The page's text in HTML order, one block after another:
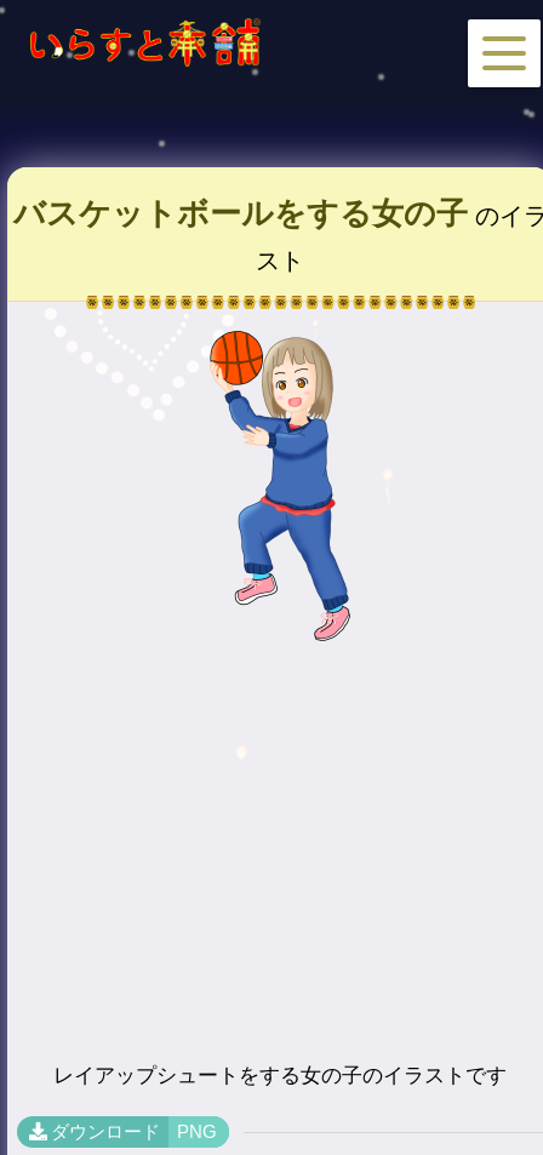
バスケットボールをする女の子のイ
スト
レイアップシュートをする女の子のイラストです
ダウンロード PNG